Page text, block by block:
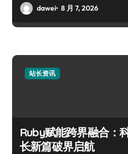
dawei 8 月 7, 2026
站长资讯
Ruby赋能跨界融合：
长新篇破界启航